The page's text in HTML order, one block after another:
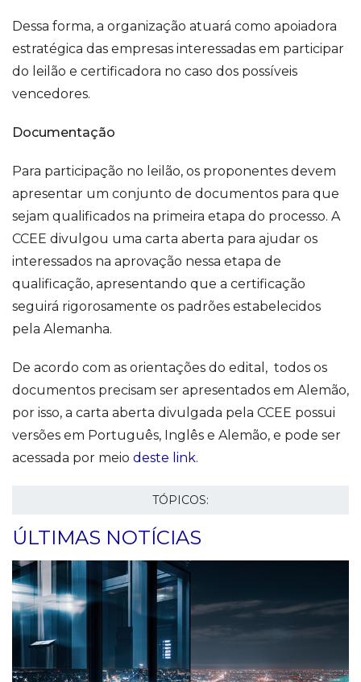
Dessa forma, a organização atuará como apoiadora
estratégica das empresas interessadas em participar
do leilão e certificadora no caso dos possíveis
vencedores.
Documentação
Para participação no leilão, os proponentes devem
apresentar um conjunto de documentos para que
sejam qualificados na primeira etapa do processo. A
CCEE divulgou uma carta aberta para ajudar os
interessados na aprovação nessa etapa de
qualificação, apresentando que a certificação
seguirá rigorosamente os padrões estabelecidos
pela Alemanha.
De acordo com as orientações do edital, todos os
documentos precisam ser apresentados em Alemão,
por isso, a carta aberta divulgada pela CCEE possui
versões em Português, Inglês e Alemão, e pode ser
acessada por meio deste link.
TÓPICOS:
ÚLTIMAS NOTÍCIAS